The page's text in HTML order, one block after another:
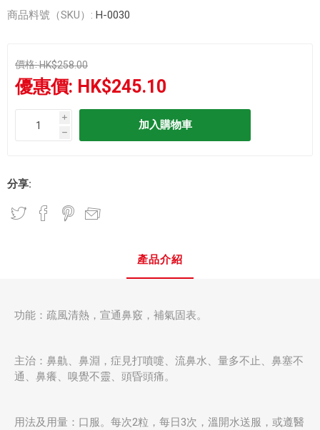
商品料號（SKU）: H-0030
價格:HK$258.00
優惠價: HK$245.10
i
h
分享:
產品介紹
功能：疏風清熱，宣通鼻竅，補氣固表。
主治：鼻鼽、鼻淵，症見打噴嚏、流鼻水、量多不止、鼻塞不
通、鼻癢、嗅覺不靈、頭昏頭痛。
用法及用量：口服。每次2粒，每日3次，溫開水送服，或遵醫